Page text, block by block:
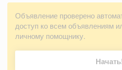
Объявление проверено
доступ ко всем объявлениям
личному помощнику.